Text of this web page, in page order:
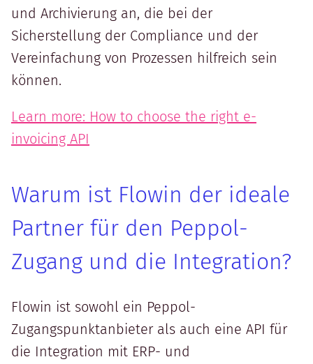
und Archivierung an, die bei der
Sicherstellung der Compliance und der
Vereinfachung von Prozessen hilfreich sein
können.
Learn more: How to choose the right e-
invoicing API
Warum ist Flowin der ideale
Partner für den Peppol-
Zugang und die Integration?
Flowin ist sowohl ein Peppol-
Zugangspunktanbieter als auch eine API für
die Integration mit ERP- und